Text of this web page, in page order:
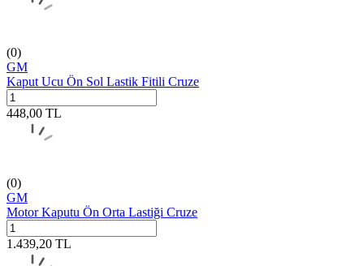
(0)
GM
Kaput Ucu Ön Sol Lastik Fitili Cruze
448,00 TL
(0)
GM
Motor Kaputu Ön Orta Lastiği Cruze
1.439,20 TL